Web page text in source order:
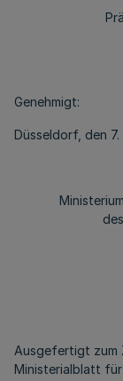
Genehmigt:
Düsseldorf, den
Ausgefertigt zum
Ministerialblatt